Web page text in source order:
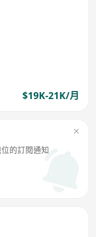
$19K-21K/月
的訂閱通知